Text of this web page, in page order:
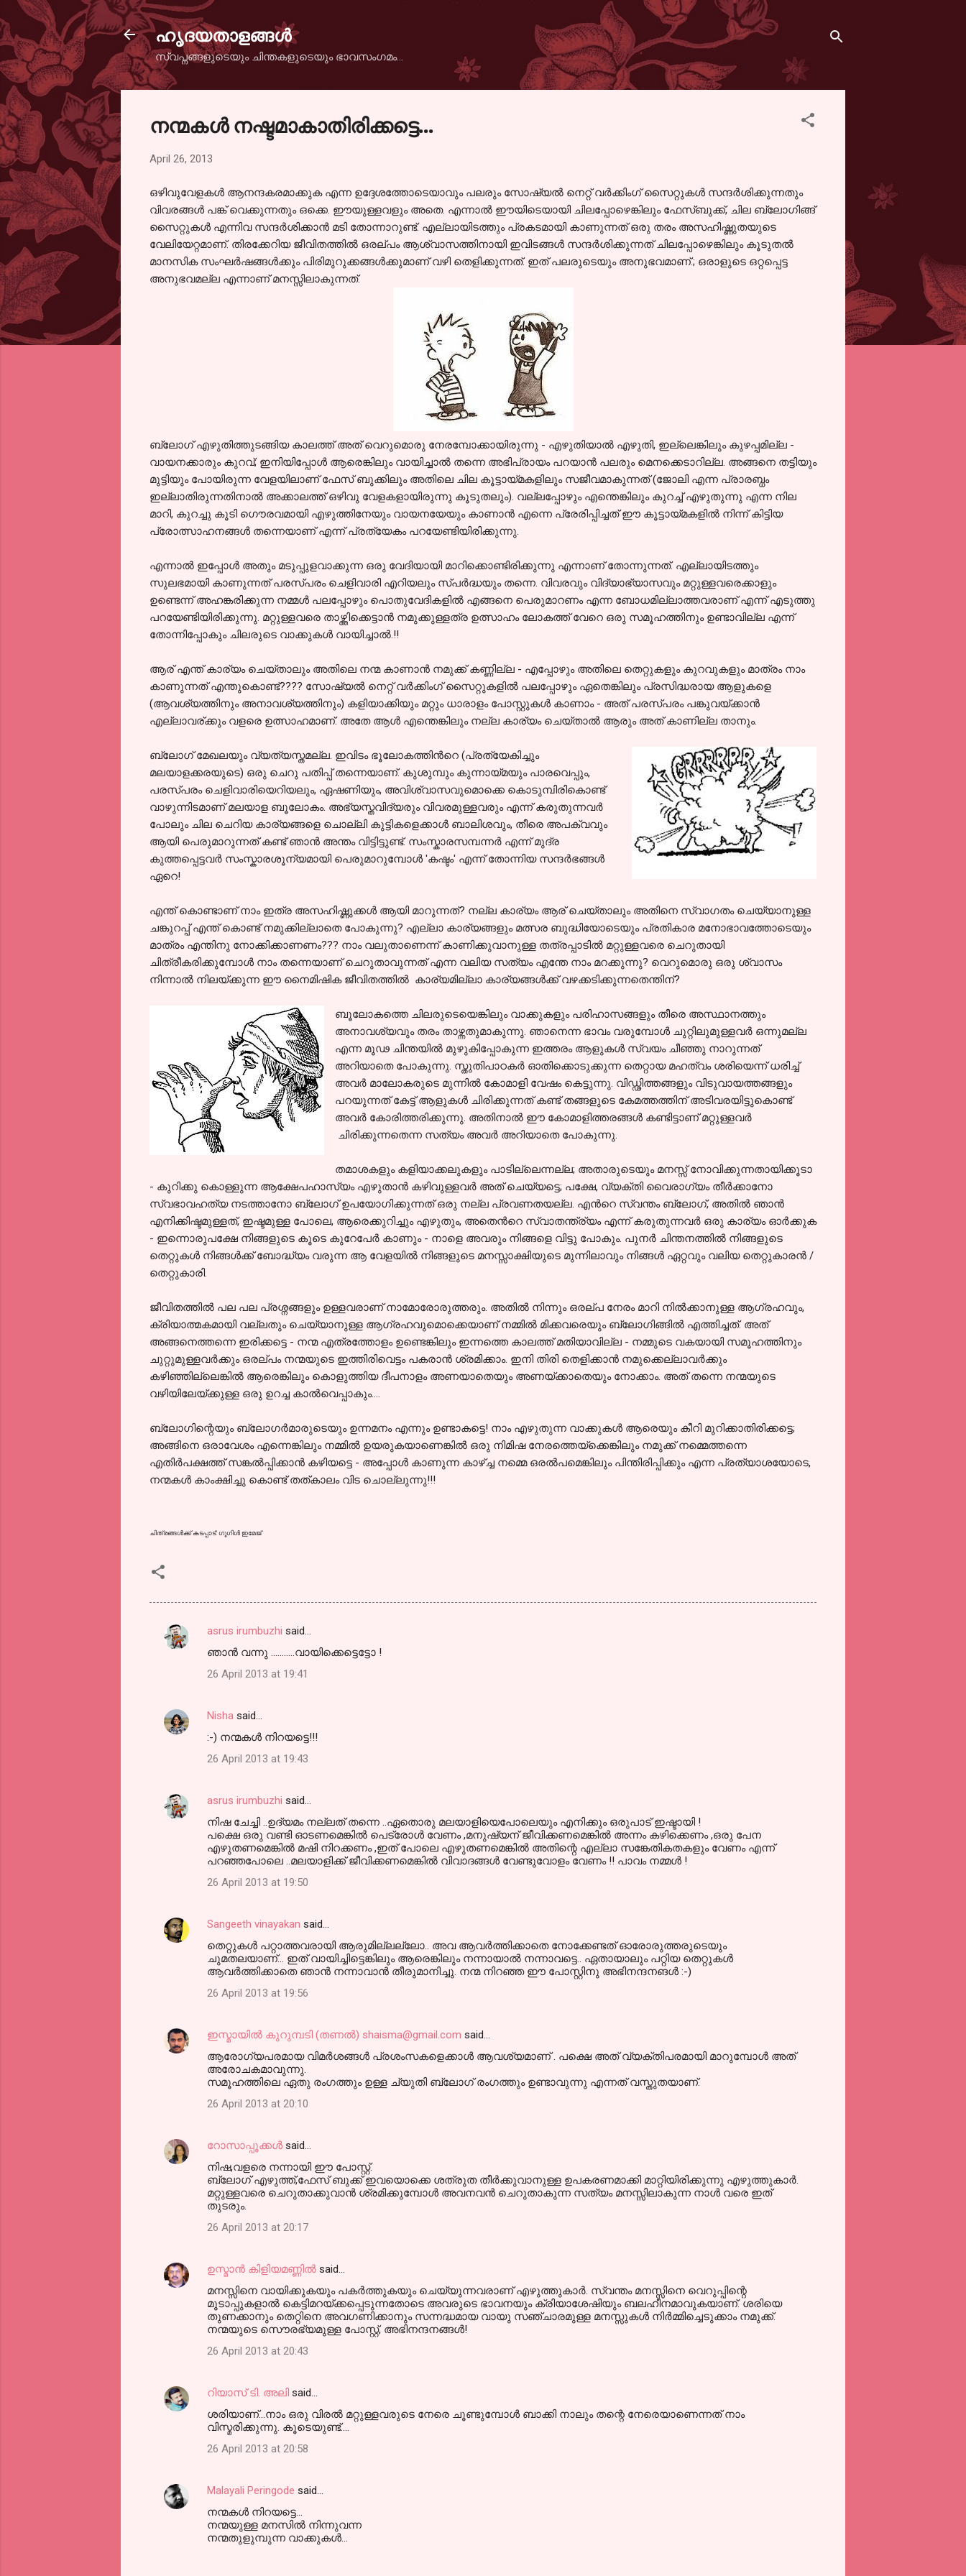
ഹൃദയതാളങ്ങള്‍
സ്വപ്നങ്ങളുടെയും ചിന്തകളുടെയും ഭാവസംഗമം...
നന്മകള്‍ നഷ്ടമാകാതിരിക്കട്ടെ...
April 26, 2013
ഒഴിവുവേളകള്‍ ആനന്ദകരമാക്കുക എന്ന ഉദ്ദേശത്തോടെയാവും പലരും സോഷ്യല്‍ നെറ്റ് വര്‍ക്കിംഗ് സൈറ്റുകള്‍ സന്ദര്‍ശിക്കുന്നതും
വിവരങ്ങള്‍ പങ്ക് വെക്കുന്നതും ഒക്കെ. ഈയുള്ളവളും അതെ. എന്നാല്‍ ഈയിടെയായി ചിലപ്പോഴെങ്കിലും ഫേസ്ബുക്ക്, ചില ബ്ലോഗിങ്ങ്
സൈറ്റുകള്‍ എന്നിവ സന്ദര്‍ശിക്കാന്‍ മടി തോന്നാറുണ്ട്. എല്ലായിടത്തും പ്രകടമായി കാണുന്നത് ഒരു തരം അസഹിഷ്ണുതയുടെ
വേലിയേറ്റമാണ്. തിരക്കേറിയ ജീവിതത്തില്‍ ഒരല്പം ആശ്വാസത്തിനായി ഇവിടങ്ങള്‍ സന്ദര്‍ശിക്കുന്നത് ചിലപ്പോഴെങ്കിലും കൂടുതല്‍
മാനസിക സംഘര്‍ഷങ്ങള്‍ക്കും പിരിമുറുക്കങ്ങള്‍ക്കുമാണ് വഴി തെളിക്കുന്നത്. ഇത് പലരുടെയും അനുഭവമാണ്‌.; ഒരാളുടെ ഒറ്റപ്പെട്ട
അനുഭവമല്ല എന്നാണ് മനസ്സിലാകുന്നത്.
ബ്ലോഗ്‌ എഴുതിത്തുടങ്ങിയ കാലത്ത് അത് വെറുമൊരു നേരമ്പോക്കായിരുന്നു - എഴുതിയാല്‍ എഴുതി, ഇല്ലെങ്കിലും കുഴപ്പമില്ല -
വായനക്കാരും കുറവ്; ഇനിയിപ്പോള്‍ ആരെങ്കിലും വായിച്ചാല്‍ തന്നെ അഭിപ്രായം പറയാന്‍ പലരും മെനക്കെടാറില്ല. അങ്ങനെ തട്ടിയും
മുട്ടിയും പോയിരുന്ന വേളയിലാണ് ഫേസ് ബുക്കിലും അതിലെ ചില കൂട്ടായ്മകളിലും സജീവമാകുന്നത് (ജോലി എന്ന പ്രാരബ്ധം
ഇല്ലാതിരുന്നതിനാല്‍ അക്കാലത്ത് ഒഴിവു വേളകളായിരുന്നു കൂടുതലും). വല്ലപ്പോഴും എന്തെങ്കിലും കുറച്ച് എഴുതുന്നു എന്ന നില
മാറി, കുറച്ചു കൂടി ഗൌരവമായി എഴുത്തിനേയും വായനയേയും കാണാന്‍ എന്നെ പ്രേരിപ്പിച്ചത് ഈ കൂട്ടായ്മകളില്‍ നിന്ന്‍ കിട്ടിയ
പ്രോത്സാഹനങ്ങള്‍ തന്നെയാണ് എന്ന് പ്രത്യേകം പറയേണ്ടിയിരിക്കുന്നു.
എന്നാല്‍ ഇപ്പോള്‍ അതും മടുപ്പുളവാക്കുന്ന ഒരു വേദിയായി മാറിക്കൊണ്ടിരിക്കുന്നു എന്നാണ് തോന്നുന്നത്. എല്ലായിടത്തും
സുലഭമായി കാണുന്നത് പരസ്പരം ചെളിവാരി എറിയലും സ്പര്‍ദ്ധയും തന്നെ. വിവരവും വിദ്യാഭ്യാസവും മറ്റുള്ളവരെക്കാളും
ഉണ്ടെന്ന് അഹങ്കരിക്കുന്ന നമ്മള്‍ പലപ്പോഴും പൊതുവേദികളില്‍ എങ്ങനെ പെരുമാറണം എന്ന ബോധമില്ലാത്തവരാണ് എന്ന് എടുത്തു
പറയേണ്ടിയിരിക്കുന്നു. മറ്റുള്ളവരെ താഴ്ത്തിക്കെട്ടാന്‍ നമുക്കുള്ളത്ര ഉത്സാഹം ലോകത്ത് വേറെ ഒരു സമൂഹത്തിനും ഉണ്ടാവില്ല എന്ന്‍
തോന്നിപ്പോകും ചിലരുടെ വാക്കുകള്‍ വായിച്ചാല്‍.!!
ആര് എന്ത് കാര്യം ചെയ്താലും അതിലെ നന്മ കാണാന്‍ നമുക്ക് കണ്ണില്ല - എപ്പോഴും അതിലെ തെറ്റുകളും കുറവുകളും മാത്രം നാം
കാണുന്നത് എന്തുകൊണ്ട്???? സോഷ്യല്‍ നെറ്റ് വര്‍ക്കിംഗ് സൈറ്റുകളില്‍ പലപ്പോഴും ഏതെങ്കിലും പ്രസിദ്ധരായ ആളുകളെ
(ആവശ്യത്തിനും അനാവശ്യത്തിനും) കളിയാക്കിയും മറ്റും ധാരാളം പോസ്റ്റുകള്‍ കാണാം - അത് പരസ്പരം പങ്കുവയ്ക്കാന്‍
എല്ലാവര്ക്കും വളരെ ഉത്സാഹമാണ്. അതേ ആള്‍ എന്തെങ്കിലും നല്ല കാര്യം ചെയ്‌താല്‍ ആരും അത് കാണില്ല താനും.
ബ്ലോഗ്‌ മേഖലയും വ്യത്യസ്തമല്ല. ഇവിടം ഭൂലോകത്തിന്‍റെ (പ്രത്യേകിച്ചും
മലയാളക്കരയുടെ) ഒരു ചെറു പതിപ്പ് തന്നെയാണ്. കുശുമ്പും കുന്നായ്മയും പാരവെപ്പും,
പരസ്പരം ചെളിവാരിയെറിയലും, ഏഷണിയും, അവിശ്വാസവുമൊക്കെ കൊടുമ്പിരികൊണ്ട്
വാഴുന്നിടമാണ് മലയാള ബൂലോകം. അഭ്യസ്തവിദ്യരും വിവരമുള്ളവരും എന്ന്‍ കരുതുന്നവര്‍
പോലും ചില ചെറിയ കാര്യങ്ങളെ ചൊല്ലി കുട്ടികളെക്കാള്‍ ബാലിശവും, തീരെ അപക്വവും
ആയി പെരുമാറുന്നത് കണ്ട് ഞാന്‍ അന്തം വിട്ടിട്ടുണ്ട്. സംസ്കാരസമ്പന്നര്‍ എന്ന്‍ മുദ്ര
കുത്തപ്പെട്ടവര്‍ സംസ്കാരശൂന്യമായി പെരുമാറുമ്പോള്‍ 'കഷ്ടം' എന്ന്‍ തോന്നിയ സന്ദര്‍ഭങ്ങള്‍
ഏറെ!
എന്ത് കൊണ്ടാണ് നാം ഇത്ര അസഹിഷ്ണുക്കള്‍ ആയി മാറുന്നത്? നല്ല കാര്യം ആര് ചെയ്താലും അതിനെ സ്വാഗതം ചെയ്യാനുള്ള
ചങ്കുറപ്പ് എന്ത് കൊണ്ട് നമുക്കില്ലാതെ പോകുന്നു? എല്ലാ കാര്യങ്ങളും മത്സര ബുദ്ധിയോടെയും പ്രതികാര മനോഭാവത്തോടെയും
മാത്രം എന്തിനു നോക്കിക്കാണണം??? നാം വലുതാണെന്ന് കാണിക്കുവാനുള്ള തത്രപ്പാടില്‍ മറ്റുള്ളവരെ ചെറുതായി
ചിത്രീകരിക്കുമ്പോള്‍ നാം തന്നെയാണ് ചെറുതാവുന്നത് എന്ന വലിയ സത്യം എന്തേ നാം മറക്കുന്നു? വെറുമൊരു ഒരു ശ്വാസം
നിന്നാല്‍ നിലയ്ക്കുന്ന ഈ നൈമിഷിക ജീവിതത്തില്‍ കാര്യമില്ലാ കാര്യങ്ങള്‍ക്ക് വഴക്കടിക്കുന്നതെന്തിന്?
ബൂലോകത്തെ ചിലരുടെയെങ്കിലും വാക്കുകളും പരിഹാസങ്ങളും തീരെ അസ്ഥാനത്തും
അനാവശ്യവും തരം താഴ്ന്നതുമാകുന്നു. ഞാനെന്ന ഭാവം വരുമ്പോള്‍ ചുറ്റിലുമുള്ളവര്‍ ഒന്നുമല്ല
എന്ന മൂഢ ചിന്തയില്‍ മുഴുകിപ്പോകുന്ന ഇത്തരം ആളുകള്‍ സ്വയം ചീഞ്ഞു നാറുന്നത്
അറിയാതെ പോകുന്നു. സ്തുതിപാഠകര്‍ ഓതിക്കൊടുക്കുന്ന തെറ്റായ മഹത്വം ശരിയെന്ന്‍ ധരിച്ച്
അവര്‍ മാലോകരുടെ മുന്നില്‍ കോമാളി വേഷം കെട്ടുന്നു. വിഡ്ഢിത്തങ്ങളും വിടുവായത്തങ്ങളും
പറയുന്നത് കേട്ട് ആളുകള്‍ ചിരിക്കുന്നത് കണ്ട് തങ്ങളുടെ കേമത്തത്തിന് അടിവരയിട്ടുകൊണ്ട്
അവര്‍ കോരിത്തരിക്കുന്നു. അതിനാല്‍ ഈ കോമാളിത്തരങ്ങള്‍ കണ്ടിട്ടാണ് മറ്റുള്ളവര്‍
ചിരിക്കുന്നതെന്ന സത്യം അവര്‍ അറിയാതെ പോകുന്നു.
തമാശകളും കളിയാക്കലുകളും പാടില്ലെന്നല്ല; അതാരുടെയും മനസ്സ് നോവിക്കുന്നതായിക്കൂടാ
- കുറിക്കു കൊള്ളുന്ന ആക്ഷേപഹാസ്യം എഴുതാന്‍ കഴിവുള്ളവര്‍ അത് ചെയ്യട്ടെ; പക്ഷേ, വ്യക്തി വൈരാഗ്യം തീര്‍ക്കാനോ
സ്വഭാവഹത്യ നടത്താനോ ബ്ലോഗ്‌ ഉപയോഗിക്കുന്നത് ഒരു നല്ല പ്രവണതയല്ല. എന്‍റെ സ്വന്തം ബ്ലോഗ്‌, അതില്‍ ഞാന്‍
എനിക്കിഷ്ടമുള്ളത്, ഇഷ്ടമുള്ള പോലെ, ആരെക്കുറിച്ചും എഴുതും, അതെന്‍റെ സ്വാതന്ത്ര്യം എന്ന്‍ കരുതുന്നവര്‍ ഒരു കാര്യം ഓര്‍ക്കുക
- ഇന്നൊരുപക്ഷേ നിങ്ങളുടെ കൂടെ കുറേപേര്‍ കാണും - നാളെ അവരും നിങ്ങളെ വിട്ടു പോകും. പുനര്‍ ചിന്തനത്തില്‍ നിങ്ങളുടെ
തെറ്റുകള്‍ നിങ്ങള്‍ക്ക് ബോദ്ധ്യം വരുന്ന ആ വേളയില്‍ നിങ്ങളുടെ മനസ്സാക്ഷിയുടെ മുന്നിലാവും നിങ്ങള്‍ ഏറ്റവും വലിയ തെറ്റുകാരന്‍ /
തെറ്റുകാരി.
ജീവിതത്തില്‍ പല പല പ്രശ്നങ്ങളും ഉള്ളവരാണ് നാമോരോരുത്തരും. അതില്‍ നിന്നും ഒരല്പ നേരം മാറി നില്‍ക്കാനുള്ള ആഗ്രഹവും,
ക്രിയാത്മകമായി വല്ലതും ചെയ്യാനുള്ള ആഗ്രഹവുമൊക്കെയാണ് നമ്മില്‍ മിക്കവരെയും ബ്ലോഗിങ്ങില്‍ എത്തിച്ചത്. അത്
അങ്ങനെത്തന്നെ ഇരിക്കട്ടെ - നന്മ എത്രത്തോളം ഉണ്ടെങ്കിലും ഇന്നത്തെ കാലത്ത് മതിയാവില്ല - നമ്മുടെ വകയായി സമൂഹത്തിനും
ചുറ്റുമുള്ളവര്‍ക്കും ഒരല്പം നന്മയുടെ ഇത്തിരിവെട്ടം പകരാന്‍ ശ്രമിക്കാം. ഇനി തിരി തെളിക്കാന്‍ നമുക്കെല്ലാവര്‍ക്കും
കഴിഞ്ഞില്ലെങ്കില്‍ ആരെങ്കിലും കൊളുത്തിയ ദീപനാളം അണയാതെയും അണയ്ക്കാതെയും നോക്കാം. അത് തന്നെ നന്മയുടെ
വഴിയിലേയ്ക്കുള്ള ഒരു ഉറച്ച കാല്‍വെപ്പാകും....
ബ്ലോഗിന്റെയും ബ്ലോഗര്‍മാരുടെയും ഉന്നമനം എന്നും ഉണ്ടാകട്ടെ! നാം എഴുതുന്ന വാക്കുകള്‍ ആരെയും കീറി മുറിക്കാതിരിക്കട്ടെ;
അങ്ങിനെ ഒരാവേശം എന്നെങ്കിലും നമ്മില്‍ ഉയരുകയാണെങ്കില്‍ ഒരു നിമിഷ നേരത്തെയ്ക്കെങ്കിലും നമുക്ക് നമ്മെത്തന്നെ
എതിര്‍പക്ഷത്ത് സങ്കല്‍പ്പിക്കാന്‍ കഴിയട്ടെ - അപ്പോള്‍ കാണുന്ന കാഴ്ച്ച നമ്മെ ഒരല്‍പമെങ്കിലും പിന്തിരിപ്പിക്കും എന്ന പ്രത്യാശയോടെ,
നന്മകള്‍ കാംക്ഷിച്ചു കൊണ്ട് തത്കാലം വിട ചൊല്ലുന്നു!!!
ചിത്രങ്ങള്‍ക്ക് കടപ്പാട്: ഗൂഗിള്‍ ഇമേജ്
C
e
asrus irumbuzhi said…
ഞാന്‍ വന്നു ...........വായിക്കെട്ടെട്ടോ !
26 April 2013 at 19:41
Nisha said…
:-) നന്മകള്‍ നിറയട്ടെ!!!
26 April 2013 at 19:43
asrus irumbuzhi said…
നിഷ ചേച്ചി ..ഉദ്യമം നല്ലത് തന്നെ ..ഏതൊരു മലയാളിയെപോലെയും എനിക്കും ഒരുപാട് ഇഷ്ടായി !
പക്ഷെ ഒരു വണ്ടി ഓടണമെങ്കില്‍ പെട്രോള്‍ വേണം ,മനുഷ്യന് ജീവിക്കണമെങ്കില്‍ അന്നം കഴിക്കെണം ,ഒരു പേന
എഴുതണമെങ്കില്‍ മഷി നിറക്കണം ,ഇത് പോലെ എഴുതണമെങ്കില്‍ അതിന്റെ എല്ലാ സങ്കേതികതകളും വേണം എന്ന്
പറഞ്ഞപോലെ ..മലയാളിക്ക് ജീവിക്കണമെങ്കില്‍ വിവാദങ്ങള്‍ വേണ്ടുവോളം വേണം !! പാവം നമ്മള്‍ !
26 April 2013 at 19:50
Sangeeth vinayakan said…
തെറ്റുകള്‍ പറ്റാത്തവരായി ആരുമില്ലല്ലോ.. അവ ആവര്‍ത്തിക്കാതെ നോക്കേണ്ടത് ഓരോരുത്തരുടെയും
ചുമതലയാണ്... ഇത് വായിച്ചിട്ടെങ്കിലും ആരെങ്കിലും നന്നായാല്‍ നന്നാവട്ടെ.. ഏതായാലും പറ്റിയ തെറ്റുകള്‍
ആവര്‍ത്തിക്കാതെ ഞാന്‍ നന്നാവാന്‍ തീരുമാനിച്ചു. നന്മ നിറഞ്ഞ ഈ പോസ്റ്റിനു അഭിനന്ദനങള്‍ :-)
26 April 2013 at 19:56
ഇസ്മായില്‍ കുറുമ്പടി (തണല്‍) shaisma@gmail.com said…
ആരോഗ്യപരമായ വിമര്‍ശങ്ങള്‍ പ്രശംസകളെക്കാള്‍ ആവശ്യമാണ്‌ . പക്ഷെ അത് വ്യക്തിപരമായി മാറുമ്പോള്‍ അത്
അരോചകമാവുന്നു.
സമൂഹത്തിലെ ഏതു രംഗത്തും ഉള്ള ച്യുതി ബ്ലോഗ്‌ രംഗത്തും ഉണ്ടാവുന്നു എന്നത് വസ്തുതയാണ്.
26 April 2013 at 20:10
റോസാപ്പൂക്കള്‍ said…
നിഷ,വളരെ നന്നായി ഈ പോസ്റ്റ്.
ബ്ലോഗ്‌ എഴുത്ത്,ഫേസ് ബുക്ക്‌ ഇവയൊക്കെ ശത്രുത തീര്‍ക്കുവാനുള്ള ഉപകരണമാക്കി മാറ്റിയിരിക്കുന്നു എഴുത്തുകാര്‍.
മറ്റുള്ളവരെ ചെറുതാക്കുവാന്‍ ശ്രമിക്കുമ്പോള്‍ അവനവന്‍ ചെറുതാകുന്ന സത്യം മനസ്സിലാകുന്ന നാള്‍ വരെ ഇത്
തുടരും.
26 April 2013 at 20:17
ഉസ്മാൻ കിളിയമണ്ണിൽ said…
മനസ്സിനെ വായിക്കുകയും പകര്‍ത്തുകയും ചെയ്യുന്നവരാണ് എഴുത്തുകാര്‍. സ്വന്തം മനസ്സിനെ വെറുപ്പിന്റെ
മൂടാപ്പുകളാല്‍ കെട്ടിമറയ്ക്കപ്പെടുന്നതോടെ അവരുടെ ഭാവനയും ക്രിയാശേഷിയും ബലഹീനമാവുകയാണ്. ശരിയെ
തുണക്കാനും തെറ്റിനെ അവഗണിക്കാനും സന്നദ്ധമായ വായു സഞ്ചാരമുള്ള മനസ്സുകള്‍ നിര്‍മ്മിച്ചെടുക്കാം നമുക്ക്.
നന്മയുടെ സൌരഭ്യമുള്ള പോസ്റ്റ്, അഭിനന്ദനങ്ങള്‍!
26 April 2013 at 20:43
റിയാസ് ടി. അലി said…
ശരിയാണ്...നാം ഒരു വിരല്‍ മറ്റുള്ളവരുടെ നേരെ ചൂണ്ടുമ്പോള്‍ ബാക്കി നാലും തന്റെ നേരെയാണെന്നത് നാം
വിസ്മരിക്കുന്നു. കൂടെയുണ്ട്....
26 April 2013 at 20:58
Malayali Peringode said…
നന്മകൾ നിറയട്ടെ...
നന്മയുള്ള മനസിൽ നിന്നുവന്ന
നന്മതുളുമ്പുന്ന വാക്കുകൾ...